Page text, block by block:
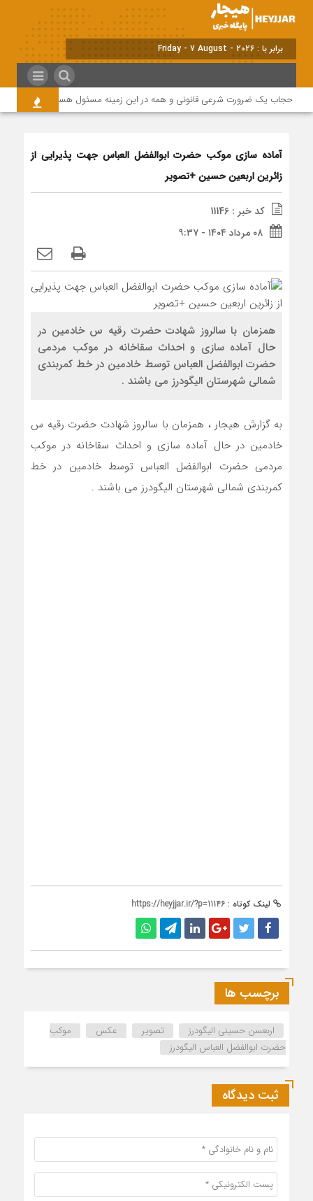
برابر با : Friday - 7 August - 2026
حجاب یک ضرورت شرعی قانونی و همه در این زمینه مسئول هستند
آماده سازی موکب حضرت ابوالفضل العباس جهت پذیرایی از
زائرین اربعین حسین +تصویر
کد خبر : 11146
۰۸ مرداد ۱۴۰۴ - ۹:۳۷
همزمان با سالروز شهادت حضرت رقیه س خادمین در
حال آماده سازی و احداث سقاخانه در موکب مردمی
حضرت ابوالفضل العباس توسط خادمین در خط کمربندی
شمالی شهرستان الیگودرز می باشند .
به گزارش هیجار ، همزمان با سالروز شهادت حضرت رقیه س
خادمین در حال آماده سازی و احداث سقاخانه در موکب
مردمی حضرت ابوالفضل العباس توسط خادمین در خط
کمربندی شمالی شهرستان الیگودرز می باشند .
لینک کوتاه : https://heyjjar.ir/?p=11146
برچسب ها
اربعسن حسینی الیگودرز تصویر عکس
موکب
حضرت ابوالفضل العباس الیگودرز
ثبت دیدگاه